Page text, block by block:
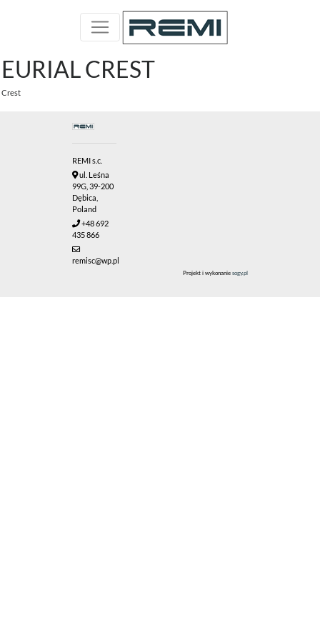
EURIAL CREST
Crest
REMI s.c.
ul. Leśna
99G, 39-200
Dębica,
Poland
+48 692
435 866
remisc@wp.pl
Projekt i wykonanie sogy.pl